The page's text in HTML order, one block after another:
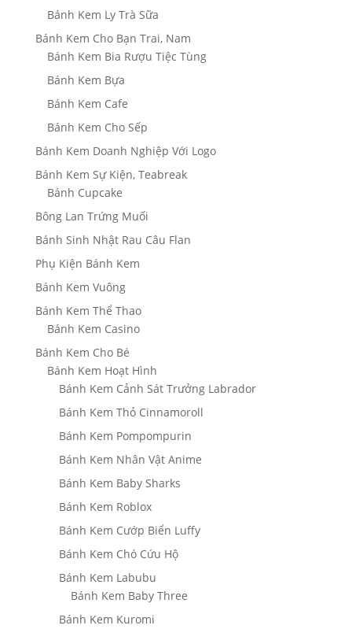
Bánh Kem Ly Trà Sữa
Bánh Kem Cho Bạn Trai, Nam
Bánh Kem Bia Rượu Tiệc Tùng
Bánh Kem Bựa
Bánh Kem Cafe
Bánh Kem Cho Sếp
Bánh Kem Doanh Nghiệp Với Logo
Bánh Kem Sự Kiện, Teabreak
Bánh Cupcake
Bông Lan Trứng Muối
Bánh Sinh Nhật Rau Câu Flan
Phụ Kiện Bánh Kem
Bánh Kem Vuông
Bánh Kem Thể Thao
Bánh Kem Casino
Bánh Kem Cho Bé
Bánh Kem Hoạt Hình
Bánh Kem Cảnh Sát Trưởng Labrador
Bánh Kem Thỏ Cinnamoroll
Bánh Kem Pompompurin
Bánh Kem Nhân Vật Anime
Bánh Kem Baby Sharks
Bánh Kem Roblox
Bánh Kem Cướp Biển Luffy
Bánh Kem Chó Cứu Hộ
Bánh Kem Labubu
Bánh Kem Baby Three
Bánh Kem Kuromi